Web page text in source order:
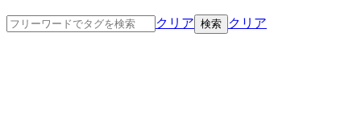
クリア クリア